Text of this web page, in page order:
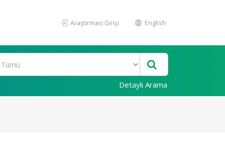
Araştırmacı Girişi English
Detaylı Arama